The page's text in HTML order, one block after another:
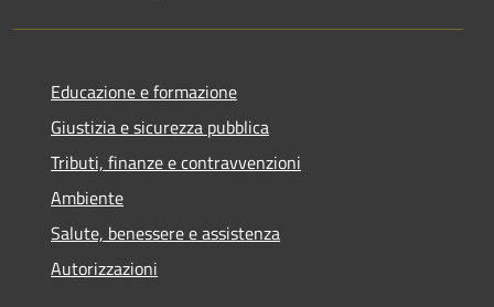
Educazione e formazione
Giustizia e sicurezza pubblica
Tributi, finanze e contravvenzioni
Ambiente
Salute, benessere e assistenza
Autorizzazioni